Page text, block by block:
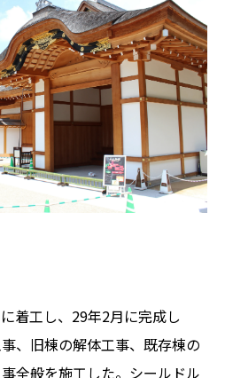
着工し、29年2月に完成し
、旧棟の解体工事、既存棟の
全般を施工した。シールドル